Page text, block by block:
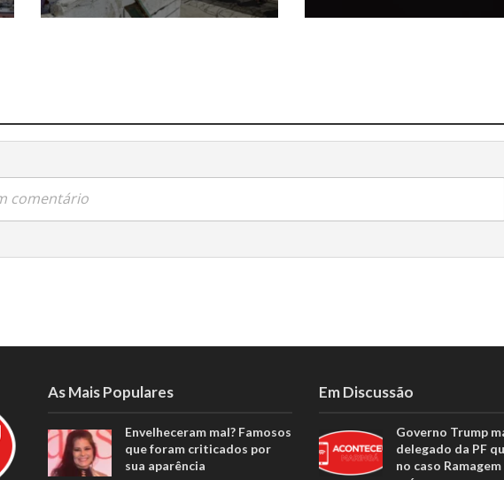
comentário
As Mais Populares
Envelheceram mal? Famosos
que foram criticados por
sua aparência
Em Discussão
Governo Trump
delegado da PF
no caso